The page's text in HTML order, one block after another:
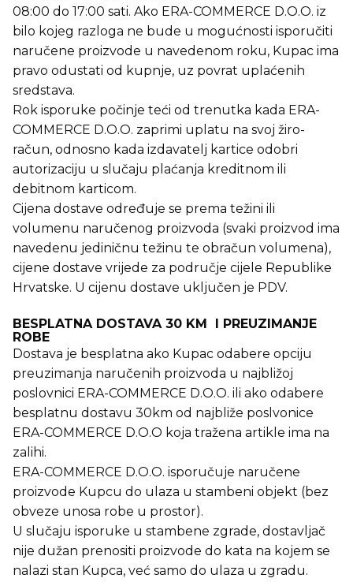
08:00 do 17:00 sati. Ako ERA-COMMERCE D.O.O. iz
bilo kojeg razloga ne bude u mogućnosti isporučiti
naručene proizvode u navedenom roku, Kupac ima
pravo odustati od kupnje, uz povrat uplaćenih
sredstava.
Rok isporuke počinje teći od trenutka kada ERA-
COMMERCE D.O.O. zaprimi uplatu na svoj žiro-
račun, odnosno kada izdavatelj kartice odobri
autorizaciju u slučaju plaćanja kreditnom ili
debitnom karticom.
Cijena dostave određuje se prema težini ili
volumenu naručenog proizvoda (svaki proizvod ima
navedenu jediničnu težinu te obračun volumena),
cijene dostave vrijede za područje cijele Republike
Hrvatske. U cijenu dostave uključen je PDV.
BESPLATNA DOSTAVA 30 KM I PREUZIMANJE
ROBE
Dostava je besplatna ako Kupac odabere opciju
preuzimanja naručenih proizvoda u najbližoj
poslovnici ERA-COMMERCE D.O.O. ili ako odabere
besplatnu dostavu 30km od najbliže poslvonice
ERA-COMMERCE D.O.O koja tražena artikle ima na
zalihi.
ERA-COMMERCE D.O.O. isporučuje naručene
proizvode Kupcu do ulaza u stambeni objekt (bez
obveze unosa robe u prostor).
U slučaju isporuke u stambene zgrade, dostavljač
nije dužan prenositi proizvode do kata na kojem se
nalazi stan Kupca, već samo do ulaza u zgradu.